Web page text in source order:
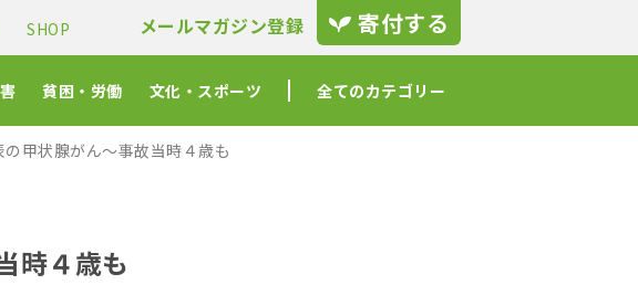
SHOP メールマガジン登録 寄付する
貧困・労働 文化・スポーツ 全てのカテゴリー
甲状腺がん〜事故当時４歳も
時４歳も